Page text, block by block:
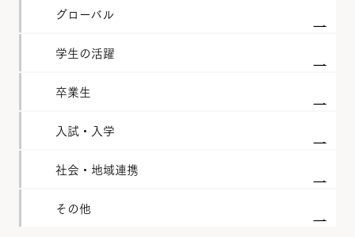
グローバル
学生の活躍
卒業生
入試・入学
社会・地域連携
その他